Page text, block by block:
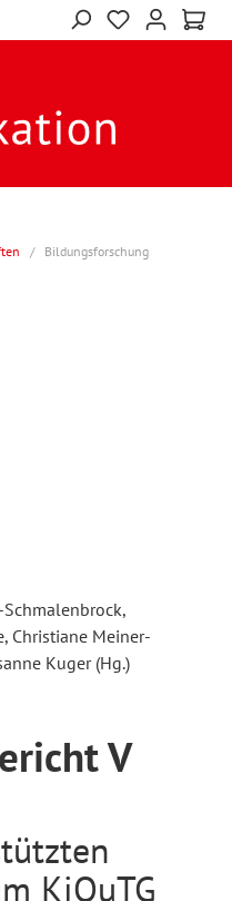
/ Bildungsforschung
Christiane Meiner-
Kuger (Hg.)
V
KiQuTG